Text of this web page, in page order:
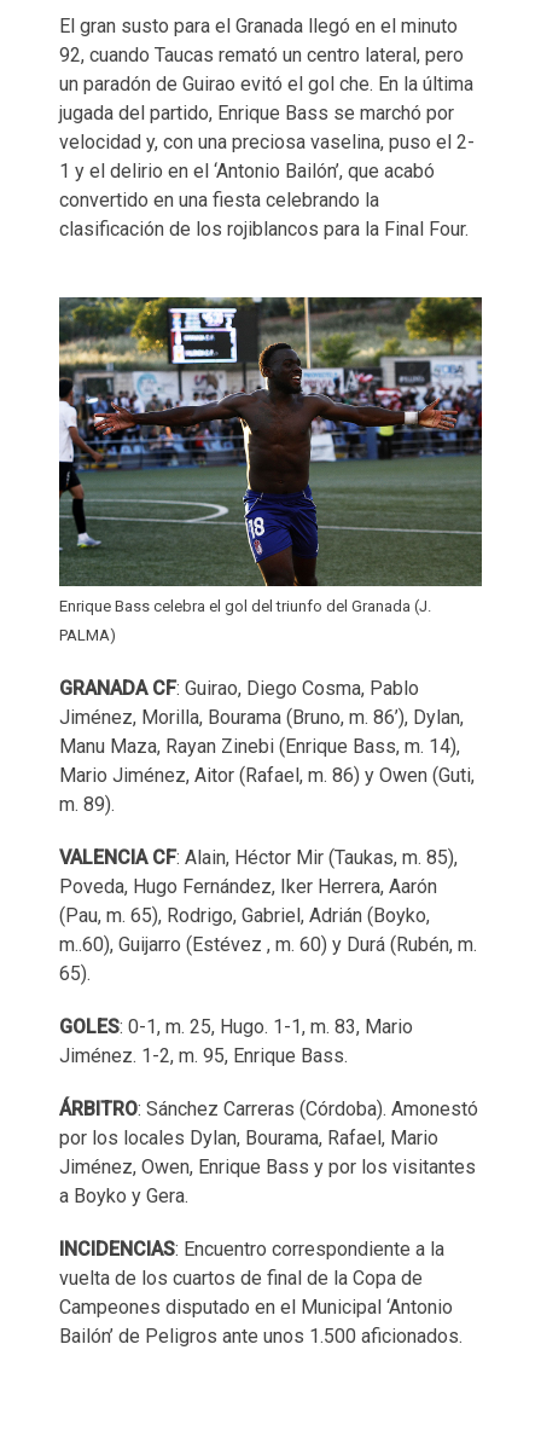
El gran susto para el Granada llegó en el minuto
92, cuando Taucas remató un centro lateral, pero
un paradón de Guirao evitó el gol che. En la última
jugada del partido, Enrique Bass se marchó por
velocidad y, con una preciosa vaselina, puso el 2-
1 y el delirio en el ‘Antonio Bailón’, que acabó
convertido en una fiesta celebrando la
clasificación de los rojiblancos para la Final Four.
Enrique Bass celebra el gol del triunfo del Granada (J.
PALMA)
GRANADA CF: Guirao, Diego Cosma, Pablo
Jiménez, Morilla, Bourama (Bruno, m. 86’), Dylan,
Manu Maza, Rayan Zinebi (Enrique Bass, m. 14),
Mario Jiménez, Aitor (Rafael, m. 86) y Owen (Guti,
m. 89).
VALENCIA CF: Alain, Héctor Mir (Taukas, m. 85),
Poveda, Hugo Fernández, Iker Herrera, Aarón
(Pau, m. 65), Rodrigo, Gabriel, Adrián (Boyko,
m..60), Guijarro (Estévez , m. 60) y Durá (Rubén, m.
65).
GOLES: 0-1, m. 25, Hugo. 1-1, m. 83, Mario
Jiménez. 1-2, m. 95, Enrique Bass.
ÁRBITRO: Sánchez Carreras (Córdoba). Amonestó
por los locales Dylan, Bourama, Rafael, Mario
Jiménez, Owen, Enrique Bass y por los visitantes
a Boyko y Gera.
INCIDENCIAS: Encuentro correspondiente a la
vuelta de los cuartos de final de la Copa de
Campeones disputado en el Municipal ‘Antonio
Bailón’ de Peligros ante unos 1.500 aficionados.